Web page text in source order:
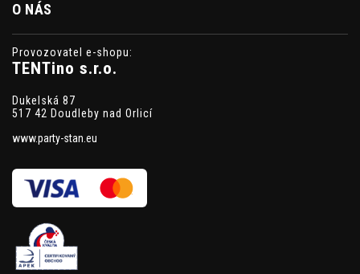
O NÁS
Provozovatel e-shopu:
TENTino s.r.o.
Dukelská 87
517 42 Doudleby nad Orlicí
www.party-stan.eu